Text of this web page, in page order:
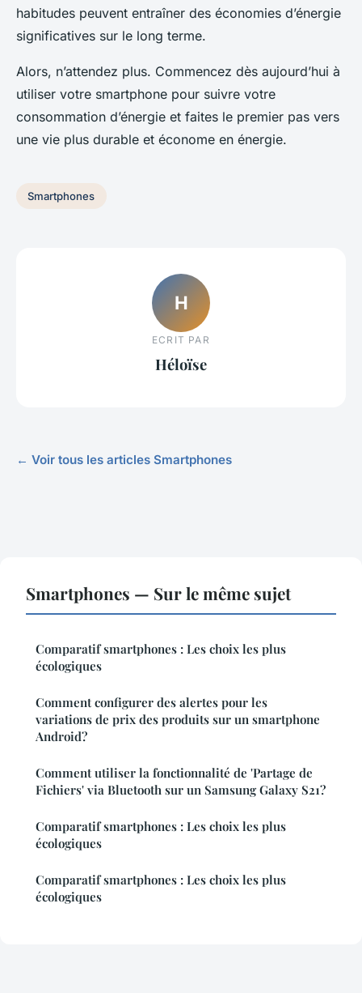
habitudes peuvent entraîner des économies d’énergie
significatives sur le long terme.
Alors, n’attendez plus. Commencez dès aujourd’hui à
utiliser votre smartphone pour suivre votre
consommation d’énergie et faites le premier pas vers
une vie plus durable et économe en énergie.
Smartphones
H
ECRIT PAR
Héloïse
← Voir tous les articles Smartphones
Smartphones — Sur le même sujet
Comparatif smartphones : Les choix les plus
écologiques
Comment configurer des alertes pour les
variations de prix des produits sur un smartphone
Android?
Comment utiliser la fonctionnalité de 'Partage de
Fichiers' via Bluetooth sur un Samsung Galaxy S21?
Comparatif smartphones : Les choix les plus
écologiques
Comparatif smartphones : Les choix les plus
écologiques